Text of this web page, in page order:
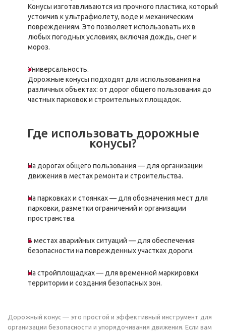
Конусы изготавливаются из прочного пластика, который
устоичив к ультрафиолету, воде и механическим
повреждениям. Это позволяет использовать их в
любых погодных условиях, включая дождь, снег и
мороз.
Универсальность.
Дорожные конусы подходят для использования на
различных объектах: от дорог общего пользования до
частных парковок и строительных площадок.
Где использовать дорожные
конусы?
На дорогах общего пользования — для организации
движения в местах ремонта и строительства.
На парковках и стоянках — для обозначения мест для
парковки, разметки ограничений и организации
пространства.
В местах аварийных ситуаций — для обеспечения
безопасности на поврежденных участках дороги.
На стройплощадках — для временной маркировки
территории и создания безопасных зон.
Дорожный конус — это простой и эффективный инструмент для
организации безопасности и упорядочивания движения. Если вам